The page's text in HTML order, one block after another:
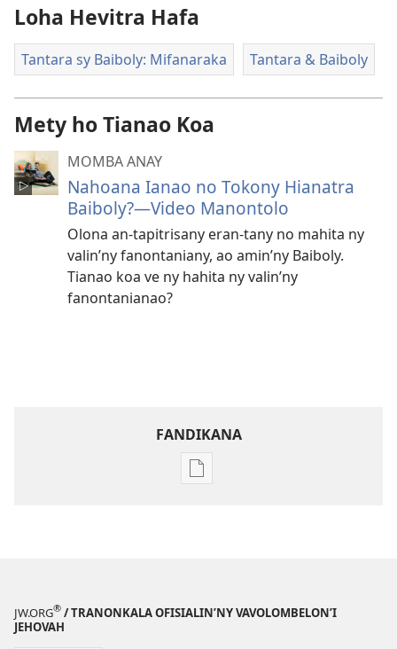
Loha Hevitra Hafa
Tantara sy Baiboly: Mifanaraka Tantara & Baiboly
Mety ho Tianao Koa
MOMBA ANAY
Nahoana Ianao no Tokony Hianatra
Baiboly?—Video Manontolo
Olona an-tapitrisany eran-tany no mahita ny
valin’ny fanontaniany, ao amin’ny Baiboly.
Tianao koa ve ny hahita ny valin’ny
fanontanianao?
FANDIKANA
Fandikana
JW.ORG® / TRANONKALA OFISIALIN’NY VAVOLOMBELON’I
JEHOVAH